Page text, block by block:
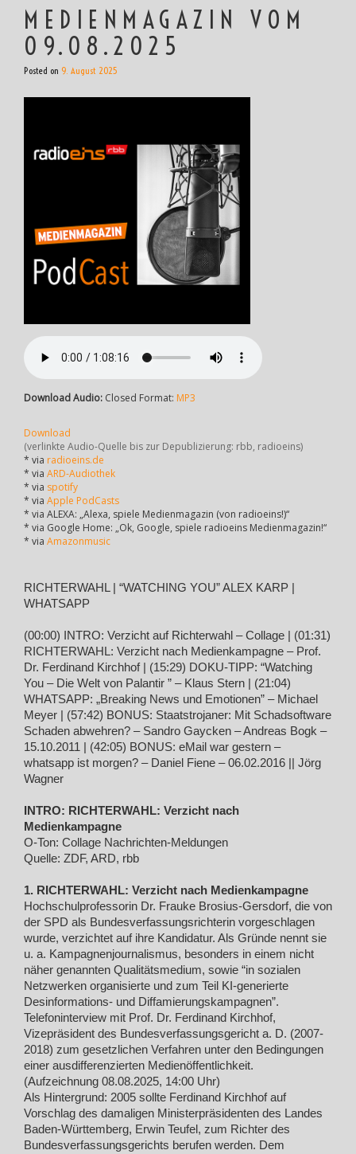
MEDIENMAGAZIN VOM
09.08.2025
Posted on 9. August 2025
Download Audio: Closed Format: MP3
Download
(verlinkte Audio-Quelle bis zur Depublizierung: rbb, radioeins)
* via radioeins.de
* via ARD-Audiothek
* via spotify
* via Apple PodCasts
* via ALEXA: „Alexa, spiele Medienmagazin (von radioeins!)“
* via Google Home: „Ok, Google, spiele radioeins Medienmagazin!“
* via Amazonmusic
RICHTERWAHL | “WATCHING YOU” ALEX KARP |
WHATSAPP
(00:00) INTRO: Verzicht auf Richterwahl – Collage | (01:31)
RICHTERWAHL: Verzicht nach Medienkampagne – Prof.
Dr. Ferdinand Kirchhof | (15:29) DOKU-TIPP: “Watching
You – Die Welt von Palantir ” – Klaus Stern | (21:04)
WHATSAPP: „Breaking News und Emotionen” – Michael
Meyer | (57:42) BONUS: Staatstrojaner: Mit Schadsoftware
Schaden abwehren? – Sandro Gaycken – Andreas Bogk –
15.10.2011 | (42:05) BONUS: eMail war gestern –
whatsapp ist morgen? – Daniel Fiene – 06.02.2016 || Jörg
Wagner
INTRO: RICHTERWAHL: Verzicht nach
Medienkampagne
O-Ton: Collage Nachrichten-Meldungen
Quelle: ZDF, ARD, rbb
1. RICHTERWAHL: Verzicht nach Medienkampagne
Hochschulprofessorin Dr. Frauke Brosius-Gersdorf, die von
der SPD als Bundesverfassungsrichterin vorgeschlagen
wurde, verzichtet auf ihre Kandidatur. Als Gründe nennt sie
u. a. Kampagnenjournalismus, besonders in einem nicht
näher genannten Qualitätsmedium, sowie “in sozialen
Netzwerken organisierte und zum Teil KI-generierte
Desinformations- und Diffamierungskampagnen”.
Telefoninterview mit Prof. Dr. Ferdinand Kirchhof,
Vizepräsident des Bundesverfassungsgericht a. D. (2007-
2018) zum gesetzlichen Verfahren unter den Bedingungen
einer ausdifferenzierten Medienöffentlichkeit.
(Aufzeichnung 08.08.2025, 14:00 Uhr)
Als Hintergrund: 2005 sollte Ferdinand Kirchhof auf
Vorschlag des damaligen Ministerpräsidenten des Landes
Baden-Württemberg, Erwin Teufel, zum Richter des
Bundesverfassungsgerichts berufen werden. Dem